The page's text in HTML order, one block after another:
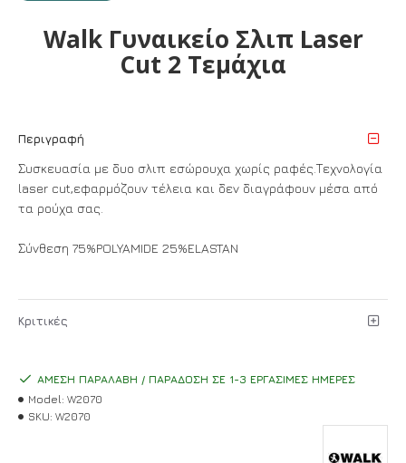
Walk Γυναικείο Σλιπ Laser
Cut 2 Τεμάχια
Περιγραφή
Συσκευασία με δυο σλιπ εσώρουχα χωρίς ραφές.Τεχνολογία
laser cut,εφαρμόζουν τέλεια και δεν διαγράφουν μέσα από
τα ρούχα σας.
Σύνθεση 75%POLYAMIDE 25%ELASTAN
Κριτικές
ΆΜΕΣΗ ΠΑΡΑΛΑΒΉ / ΠΑΡΆΔΟΣΗ ΣΕ 1-3 ΕΡΓΆΣΙΜΕΣ ΗΜΈΡΕΣ
Model: W2070
SKU: W2070